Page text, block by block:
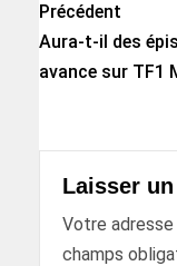
Précédent
Aura-t-il des
avance sur TF1
Laisser
Votre adresse
champs